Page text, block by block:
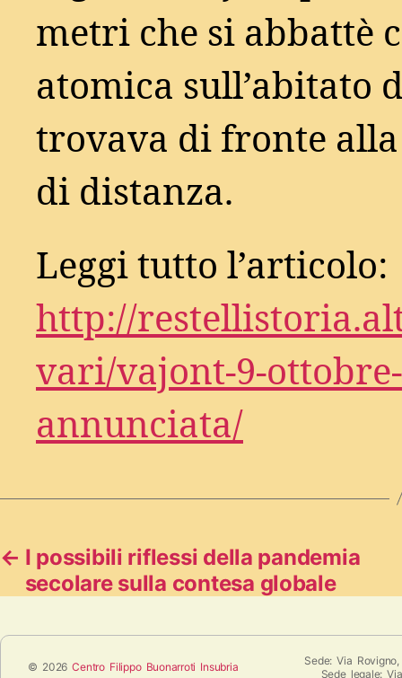
metri che si abbattè
atomica sull’abitato
trovava di fronte
di distanza.
Leggi tutto l’articolo:
http://
vari/vajont-9-
annunciata/
← I possibili riflessi della pandemia
secolare sulla contesa globale
© 2026Centro Filippo Buonarroti Insubria
Sede: Via
Sede legale: